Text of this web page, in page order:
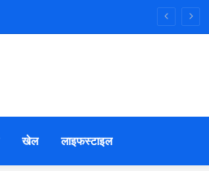
खेल लाइफस्टाइल